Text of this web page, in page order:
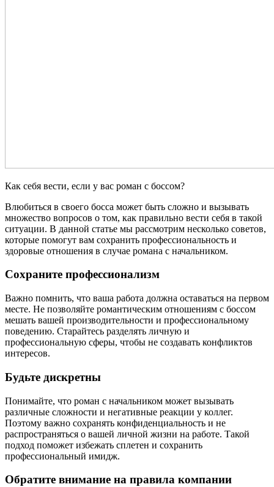
Как себя вести, если у вас роман с боссом?
Влюбиться в своего босса может быть сложно и вызывать
множество вопросов о том, как правильно вести себя в такой
ситуации. В данной статье мы рассмотрим несколько советов,
которые помогут вам сохранить профессиональность и
здоровые отношения в случае романа с начальником.
Сохраните профессионализм
Важно помнить, что ваша работа должна оставаться на первом
месте. Не позволяйте романтическим отношениям с боссом
мешать вашей производительности и профессиональному
поведению. Старайтесь разделять личную и
профессиональную сферы, чтобы не создавать конфликтов
интересов.
Будьте дискретны
Понимайте, что роман с начальником может вызывать
различные сложности и негативные реакции у коллег.
Поэтому важно сохранять конфиденциальность и не
распространяться о вашей личной жизни на работе. Такой
подход поможет избежать сплетен и сохранить
профессиональный имидж.
Обратите внимание на правила компании